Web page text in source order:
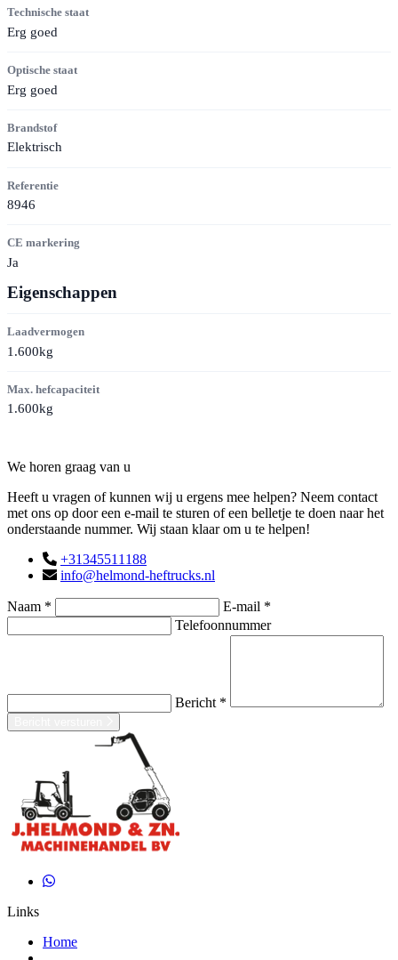
Technische staat
Erg goed
Optische staat
Erg goed
Brandstof
Elektrisch
Referentie
8946
CE markering
Ja
Eigenschappen
Laadvermogen
1.600kg
Max. hefcapaciteit
1.600kg
We horen graag van u
Heeft u vragen of kunnen wij u ergens mee helpen? Neem contact
met ons op door een e-mail te sturen of een belletje te doen naar het
onderstaande nummer. Wij staan klaar om u te helpen!
+31345511188
info@helmond-heftrucks.nl
Naam *
E-mail *
Telefoonnummer
Bericht *
Links
Home